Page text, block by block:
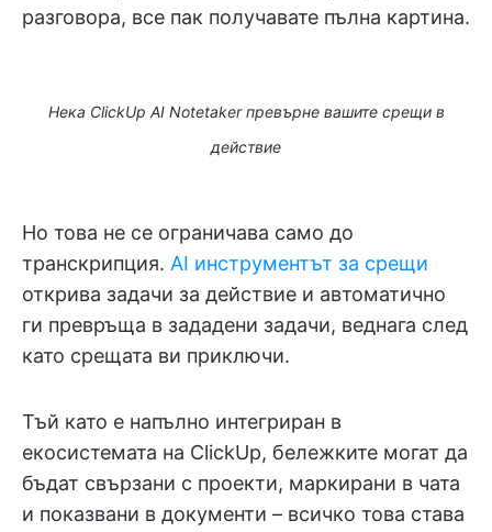
разговора, все пак получавате пълна картина.
Нека ClickUp AI Notetaker превърне вашите срещи в
действие
Но това не се ограничава само до
транскрипция. AI инструментът за срещи
открива задачи за действие и автоматично
ги превръща в зададени задачи, веднага след
като срещата ви приключи.
Тъй като е напълно интегриран в
екосистемата на ClickUp, бележките могат да
бъдат свързани с проекти, маркирани в чата
и показвани в документи – всичко това става